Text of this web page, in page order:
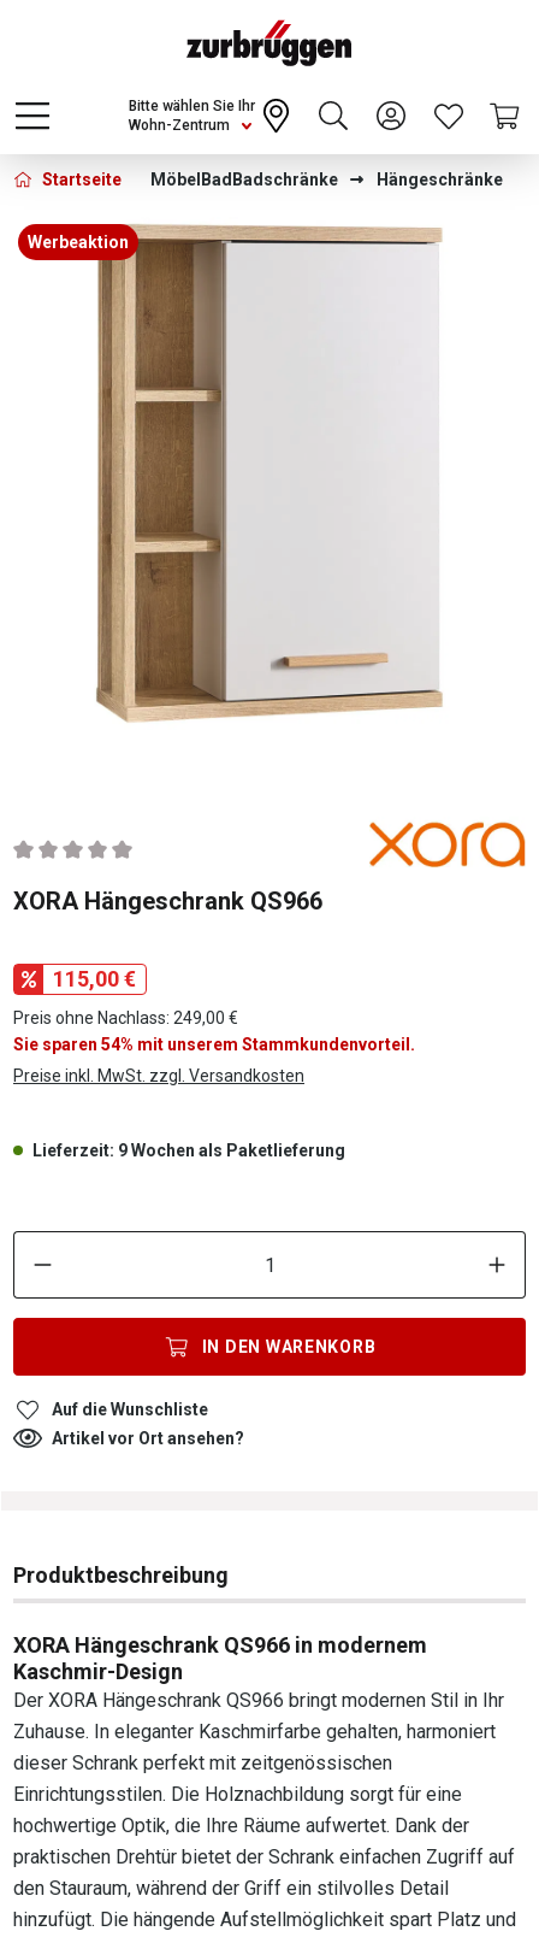
Choose a different country or region to see
content for your location and shop online
CONTINUE
Wohn-Zentrum
Bitte wählen Sie Ihr
Startseite Möbel Bad Badschränke Hängeschränke
Bildergalerie überspringen
Werbeaktion
Durchschnittliche Bewertung von 0 von 5 Sternen
XORA Hängeschrank QS966
115,00 €
Preis ohne Nachlass: 249,00 €
Sie sparen 54% mit unserem Stammkundenvorteil.
Preise inkl. MwSt. zzgl. Versandkosten
Lieferzeit: 9 Wochen als Paketlieferung
IN DEN WARENKORB
Auf die Wunschliste
Artikel vor Ort ansehen?
Produktbeschreibung
XORA Hängeschrank QS966 in modernem
Kaschmir-Design
Der XORA Hängeschrank QS966 bringt modernen Stil in Ihr
Zuhause. In eleganter Kaschmirfarbe gehalten, harmoniert
dieser Schrank perfekt mit zeitgenössischen
Einrichtungsstilen. Die Holznachbildung sorgt für eine
hochwertige Optik, die Ihre Räume aufwertet. Dank der
praktischen Drehtür bietet der Schrank einfachen Zugriff auf
den Stauraum, während der Griff ein stilvolles Detail
hinzufügt. Die hängende Aufstellmöglichkeit spart Platz und